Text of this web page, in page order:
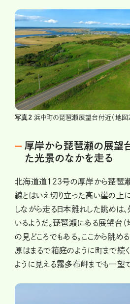
写真2 浜中町の琵琶瀬展望台付近（地図2
厚岸から琵琶瀬の展望
た光景のなかを走る
北海道道123号の厚岸から琵琶
線とはいえ切り立った高い崖の上
しながら走る日本離れした眺めは
いるようだ。琵琶瀬にある展望台
の見どころでもある。ここから眺め
原はまるで箱庭のように町まで続
ように見える霧多布岬までも一望で